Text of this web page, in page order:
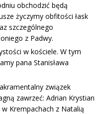
obchodzić będą
życzymy obfitości łask
szczególnego
z Padwy.
w kościele. W tym
pana Stanisława
związek
zawrzeć: Adrian Krystian
w Krempachach z Natalią